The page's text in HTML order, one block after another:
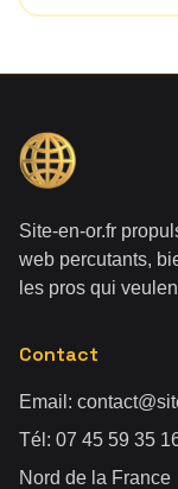
Site-en-or.fr
web percutants,
les pros qui
Contact
Email:
Tél: 07 45 59 35
Nord de la France